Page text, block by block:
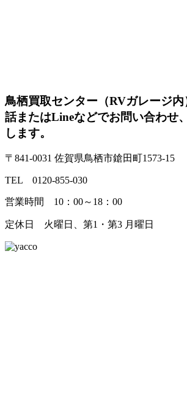
鳥栖買取センター（RVガレージ内
話またはLineなどでお問い合わせ
します。
〒841-0031 佐賀県鳥栖市鎗田町1573-15
TEL 0120-855-030
営業時間 10：00～18：00
定休日 火曜日、第1・第3 月曜日